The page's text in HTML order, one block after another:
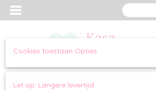
Inloggen
Cookies toestaan Opties
Let op: Langere levertijd